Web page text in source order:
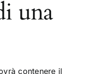
una
contenere il